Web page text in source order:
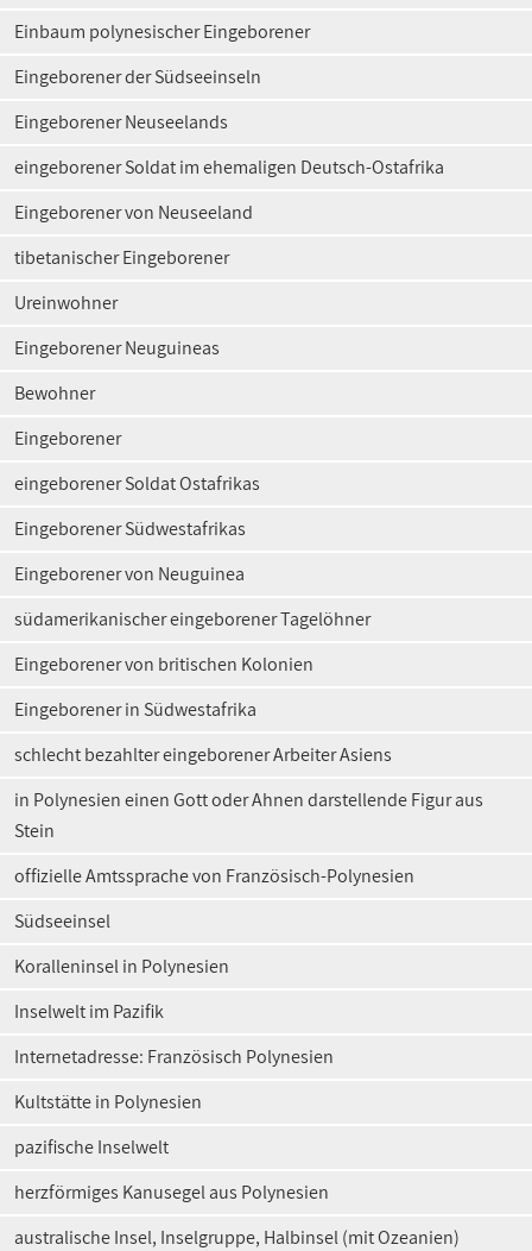
Einbaum polynesischer Eingeborener
Eingeborener der Südseeinseln
Eingeborener Neuseelands
eingeborener Soldat im ehemaligen Deutsch-Ostafrika
Eingeborener von Neuseeland
tibetanischer Eingeborener
Ureinwohner
Eingeborener Neuguineas
Bewohner
Eingeborener
eingeborener Soldat Ostafrikas
Eingeborener Südwestafrikas
Eingeborener von Neuguinea
südamerikanischer eingeborener Tagelöhner
Eingeborener von britischen Kolonien
Eingeborener in Südwestafrika
schlecht bezahlter eingeborener Arbeiter Asiens
in Polynesien einen Gott oder Ahnen darstellende Figur aus
Stein
offizielle Amtssprache von Französisch-Polynesien
Südseeinsel
Koralleninsel in Polynesien
Inselwelt im Pazifik
Internetadresse: Französisch Polynesien
Kultstätte in Polynesien
pazifische Inselwelt
herzförmiges Kanusegel aus Polynesien
australische Insel, Inselgruppe, Halbinsel (mit Ozeanien)